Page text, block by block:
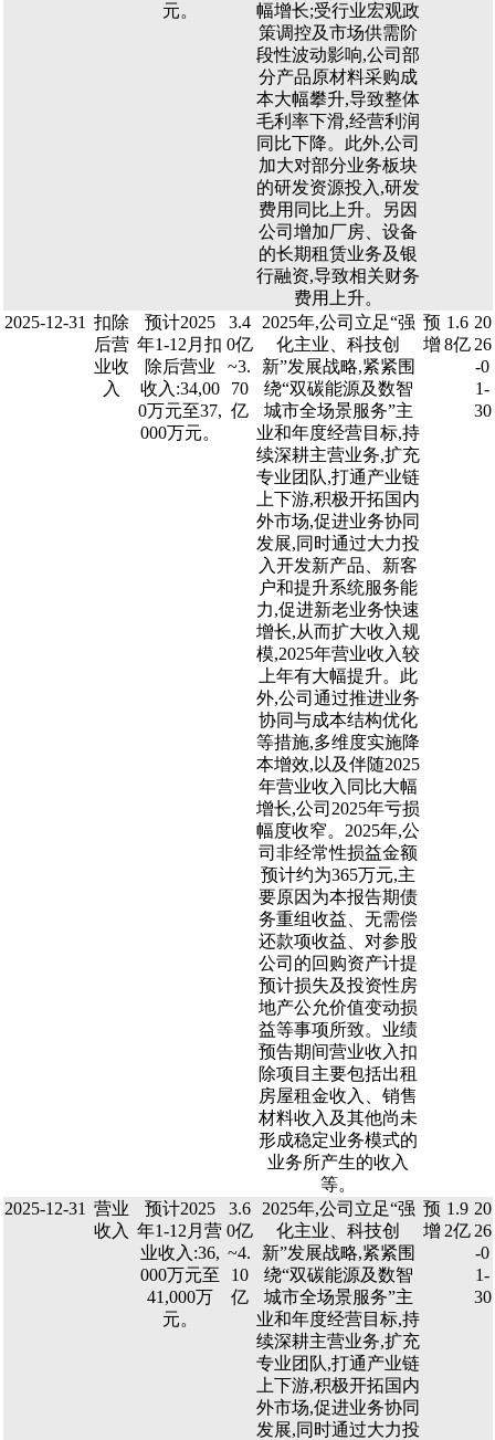
元。
幅增长;受行业宏观政
策调控及市场供需阶
段性波动影响,公司部
分产品原材料采购成
本大幅攀升,导致整体
毛利率下滑,经营利润
同比下降。此外,公司
加大对部分业务板块
的研发资源投入,研发
费用同比上升。另因
公司增加厂房、设备
的长期租赁业务及银
行融资,导致相关财务
费用上升。
2025-12-31 扣除
后营
业收
入
预计2025
年1-12月扣
除后营业
收入:34,00
0万元至37,
000万元。
3.4
0亿
~3.
70
亿
2025年,公司立足“强
化主业、科技创
新”发展战略,紧紧围
绕“双碳能源及数智
城市全场景服务”主
业和年度经营目标,持
续深耕主营业务,扩充
专业团队,打通产业链
上下游,积极开拓国内
外市场,促进业务协同
发展,同时通过大力投
入开发新产品、新客
户和提升系统服务能
力,促进新老业务快速
增长,从而扩大收入规
模,2025年营业收入较
上年有大幅提升。此
外,公司通过推进业务
协同与成本结构优化
等措施,多维度实施降
本增效,以及伴随2025
年营业收入同比大幅
增长,公司2025年亏损
幅度收窄。2025年,公
司非经常性损益金额
预计约为365万元,主
要原因为本报告期债
务重组收益、无需偿
还款项收益、对参股
公司的回购资产计提
预计损失及投资性房
地产公允价值变动损
益等事项所致。业绩
预告期间营业收入扣
除项目主要包括出租
房屋租金收入、销售
材料收入及其他尚未
形成稳定业务模式的
业务所产生的收入
等。
预
增
1.6
8亿
20
26
-0
1-
30
2025-12-31 营业
收入
预计2025
年1-12月营
业收入:36,
000万元至
41,000万
元。
3.6
0亿
~4.
10
亿
2025年,公司立足“强
化主业、科技创
新”发展战略,紧紧围
绕“双碳能源及数智
城市全场景服务”主
业和年度经营目标,持
续深耕主营业务,扩充
专业团队,打通产业链
上下游,积极开拓国内
外市场,促进业务协同
发展,同时通过大力投
预
增
1.9
2亿
20
26
-0
1-
30